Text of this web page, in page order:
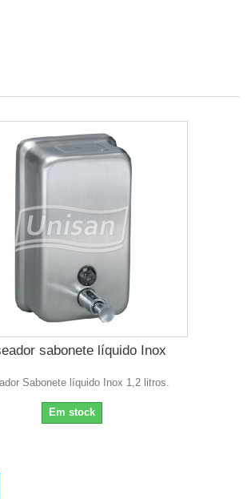
sabonete líquido Inox
Sabonete líquido Inox 1,2 litros.
Em stock